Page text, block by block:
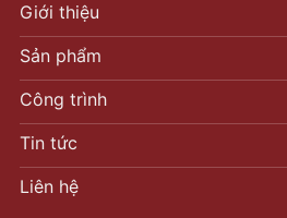
Giới thiệu
Sản phẩm
Công trình
Tin tức
Liên hệ